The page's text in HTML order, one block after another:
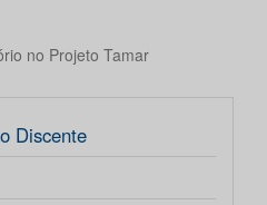
no Projeto Tamar
Discente